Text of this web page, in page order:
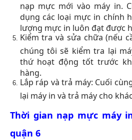
nạp mực mới vào máy in.
dụng các loại mực in chính
lượng mực in luôn đạt được
Kiểm tra và sửa chữa (nếu
chúng tôi sẽ kiểm tra lại
thứ hoạt động tốt trước
hàng.
Lắp ráp và trả máy: Cuối
lại máy in và trả máy cho
Thời gian nạp mực máy
quận 6